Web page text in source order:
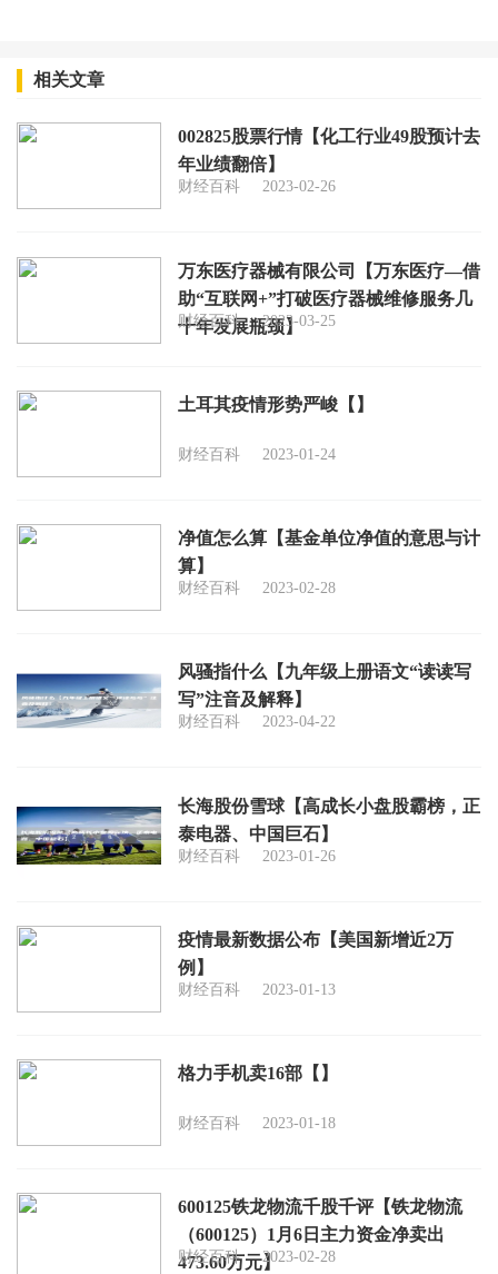
相关文章
002825股票行情【化工行业49股预计去
年业绩翻倍】
财经百科 2023-02-26
万东医疗器械有限公司【万东医疗—借
助“互联网+”打破医疗器械维修服务几
十年发展瓶颈】
财经百科 2023-03-25
土耳其疫情形势严峻【】
财经百科 2023-01-24
净值怎么算【基金单位净值的意思与计
算】
财经百科 2023-02-28
风骚指什么【九年级上册语文“读读写
写”注音及解释】
财经百科 2023-04-22
长海股份雪球【高成长小盘股霸榜，正
泰电器、中国巨石】
财经百科 2023-01-26
疫情最新数据公布【美国新增近2万
例】
财经百科 2023-01-13
格力手机卖16部【】
财经百科 2023-01-18
600125铁龙物流千股千评【铁龙物流
（600125）1月6日主力资金净卖出
473.60万元】
财经百科 2023-02-28